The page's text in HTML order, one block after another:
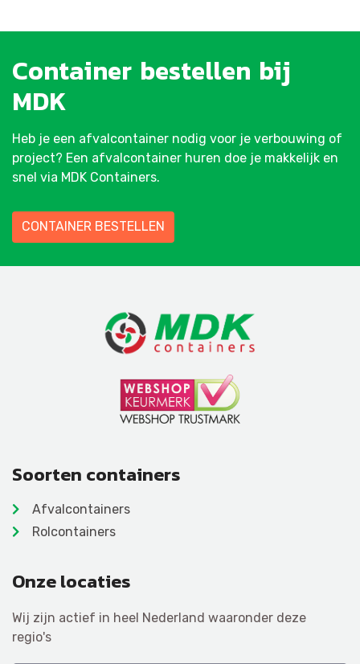
Container bestellen bij
MDK
Heb je een afvalcontainer nodig voor je verbouwing of
project? Een afvalcontainer huren doe je makkelijk en
snel via MDK Containers.
CONTAINER BESTELLEN
Soorten containers
Afvalcontainers
Rolcontainers
Onze locaties
Wij zijn actief in heel Nederland waaronder deze
regio's